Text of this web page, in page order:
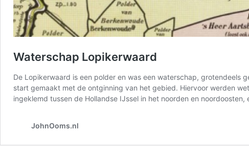
Waterschap Lopikerwaard
De Lopikerwaard is een polder en was een waterschap, grotendeels
start gemaakt met de ontginning van het gebied. Hiervoor werden
ingeklemd tussen de Hollandse IJssel in het noorden en noordoosten,
JohnOoms.nl